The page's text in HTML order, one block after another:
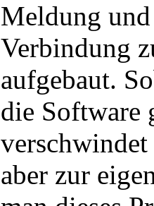
Meldung
Verbindung
aufgebaut.
die Software
aber zur